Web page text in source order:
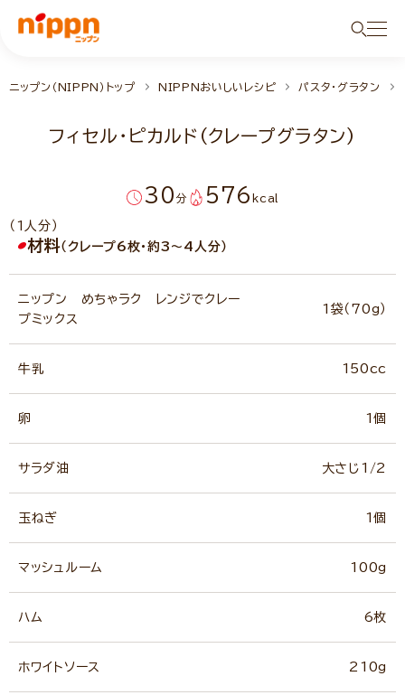
ニップン（NIPPN）トップ NIPPNおいしいレシピ パスタ・グラタン
フィセル・ピカルド（クレープグラタン）
30 分 576kcal
（1人分）
材料（クレープ6枚・約3～4人分）
ニップン めちゃラク レンジでクレー
プミックス
1袋（70g）
牛乳 150cc
卵 1個
サラダ油 大さじ1/2
玉ねぎ 1個
マッシュルーム 100g
ハム 6枚
ホワイトソース 210g